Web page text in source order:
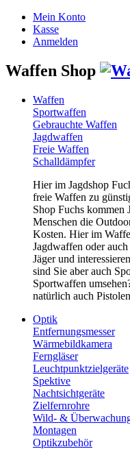
Mein Konto
Kasse
Anmelden
Waffen Shop
Waffen
Sportwaffen
Gebrauchte Waffen
Jagdwaffen
Freie Waffen
Schalldämpfer
Hier im Jagdshop
freie Waffen zu
Shop Fuchs kommen
Menschen die
Kosten. Hier im
Jagdwaffen oder
Jäger und
sind Sie aber auch
Sportwaffen
natürlich auch
Optik
Entfernungsmesser
Wärmebildkamera
Ferngläser
Leuchtpunktzielgeräte
Spektive
Nachtsichtgeräte
Zielfernrohre
Wild- &
Montagen
Optikzubehör